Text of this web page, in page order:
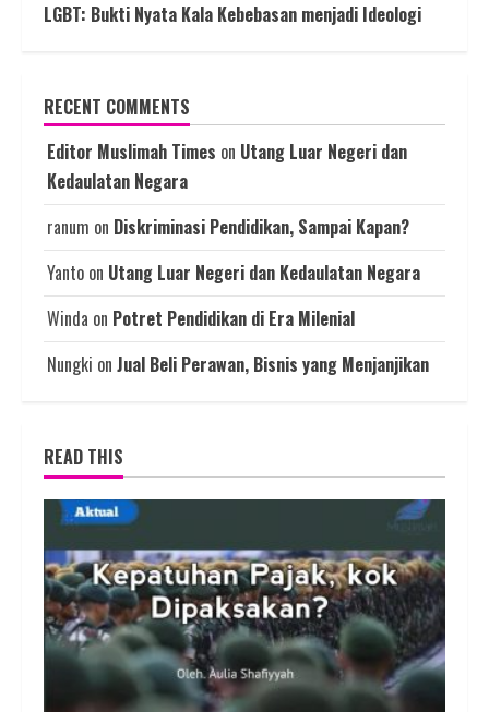
LGBT: Bukti Nyata Kala Kebebasan menjadi Ideologi
RECENT COMMENTS
Editor Muslimah Times on Utang Luar Negeri dan
Kedaulatan Negara
ranum on Diskriminasi Pendidikan, Sampai Kapan?
Yanto on Utang Luar Negeri dan Kedaulatan Negara
Winda on Potret Pendidikan di Era Milenial
Nungki on Jual Beli Perawan, Bisnis yang Menjanjikan
READ THIS